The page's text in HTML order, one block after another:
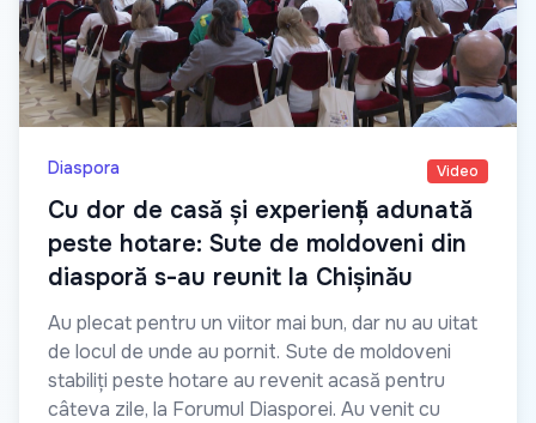
Diaspora Video
Cu dor de casă și experiență adunată
peste hotare: Sute de moldoveni din
diasporă s-au reunit la Chișinău
Au plecat pentru un viitor mai bun, dar nu au uitat
de locul de unde au pornit. Sute de moldoveni
stabiliți peste hotare au revenit acasă pentru
câteva zile, la Forumul Diasporei. Au venit cu